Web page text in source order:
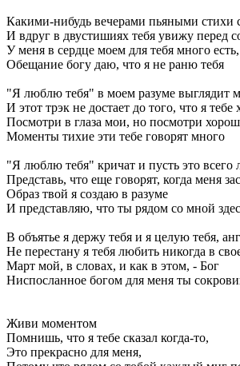
Какими-нибудь вечерами пьяными стихи
И вдруг в двустишиях тебя увижу перед
У меня в сердце моем для тебя много
Обещание богу даю, что я не раню тебя
"Я люблю тебя" в моем разуме выглядит
И этот трэк не достает до того, что я тебе
Посмотри в глаза мои, но посмотри
Моменты тихие эти тебе говорят много
"Я люблю тебя" кричат и пусть это всего
Представь, что еще говорят, когда меня
Образ твой я создаю в разуме
И представляю, что ты рядом со мной
В объятье я держу тебя и я целую тебя,
Не перестану я тебя любить никогда в
Март мой, в словах, и как в этом, - Бог
Ниспосланное богом для меня ты
Живи моментом
Помнишь, что я тебе сказал когда-то,
Это прекрасно для меня,